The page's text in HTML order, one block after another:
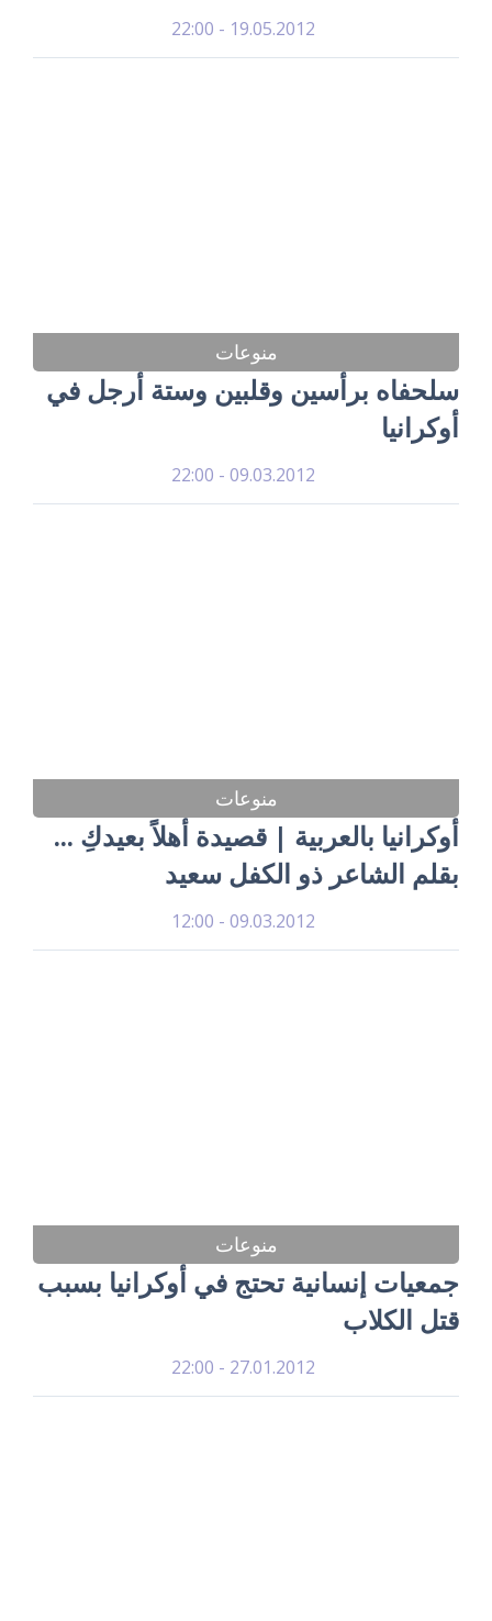
19.05.2012 - 22:00
منوعات
سلحفاه برأسين وقلبين وستة أرجل في
أوكرانيا
09.03.2012 - 22:00
منوعات
أوكرانيا بالعربية | قصيدة أهلاً بعيدكِ ...
بقلم الشاعر ذو الكفل سعيد
09.03.2012 - 12:00
منوعات
جمعيات إنسانية تحتج في أوكرانيا بسبب
قتل الكلاب
27.01.2012 - 22:00